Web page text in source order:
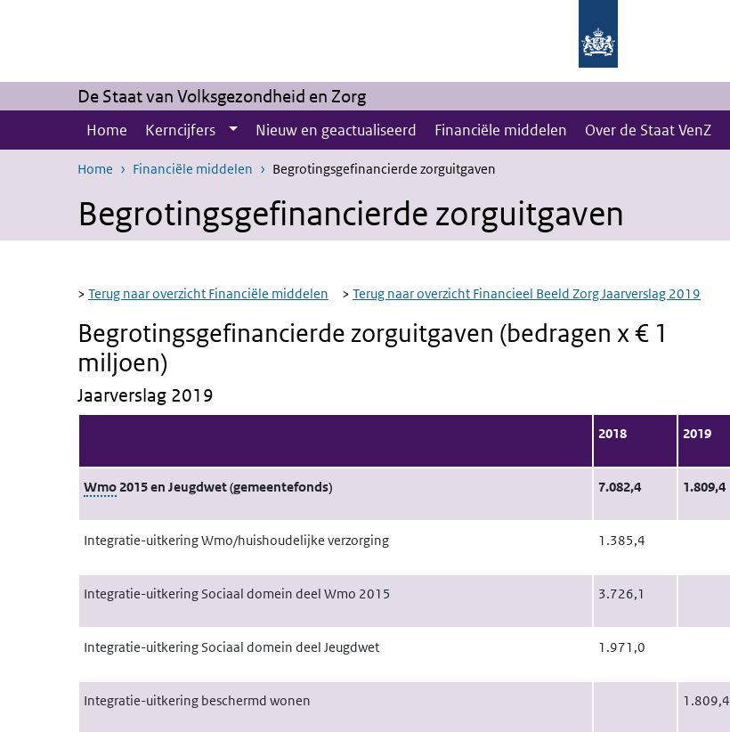
De Staat van Volksgezondheid en Zorg
Home Kerncijfers Nieuw en geactualiseerd Financiële middelen Over de Staat VenZ
Home Financiële middelen Begrotingsgefinancierde zorguitgaven
Begrotingsgefinancierde zorguitgaven
> Terug naar overzicht Financiële middelen > Terug naar overzicht Financieel Beeld Zorg Jaarverslag 2019
Begrotingsgefinancierde zorguitgaven (bedragen x € 1
miljoen)
Jaarverslag 2019
2018 2019
Wmo2015 en Jeugdwet (gemeentefonds) 7.082,4 1.809,4
Integratie-uitkering Wmo/huishoudelijke verzorging 1.385,4
Integratie-uitkering Sociaal domein deel Wmo 2015 3.726,1
Integratie-uitkering Sociaal domein deel Jeugdwet 1.971,0
Integratie-uitkering beschermd wonen 1.809,4